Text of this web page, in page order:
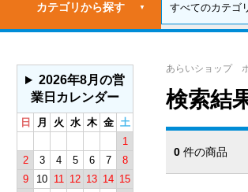
カテゴリから探す ▼
あらいショップ
検索結
0 件の商品
2026年8月の営
業日カレンダー
日 月 火 水 木 金 土
1
2
3 4 5 6 7
8
9
10 11 12 13 14 15